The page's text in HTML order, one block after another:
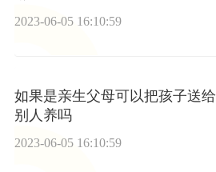
2023-06-05 16:10:59
如果是亲生父母可以把孩子送给
别人养吗
2023-06-05 16:10:59